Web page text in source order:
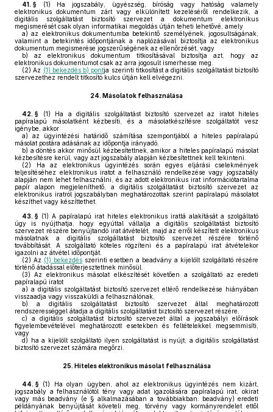
41. § (1) Ha jogszabály, ügyészség, bíróság vagy hatóság valamely
elektronikus dokumentum zárt vagy elkülönített kezeléséről rendelkezik, a
digitális szolgáltatást biztosító szervezet a dokumentum elektronikus
megismerését csak olyan informatikai megoldás útján teheti lehetővé, amely
a) az elektronikus dokumentumba betekintő személyének, jogosultságának,
valamint a betekintés időpontjának a naplózásával biztosítja az elektronikus
dokumentum megismerése jogszerűségének az ellenőrzését, vagy
b) az elektronikus dokumentum titkosításával biztosítja azt, hogy az
elektronikus dokumentumot csak az arra jogosult ismerhesse meg.
(2) Az (1) bekezdés b) pontja szerinti titkosítást a digitális szolgáltatást biztosító
szervezethez rendelt titkosító kulcs útján kell elvégezni.
24. Másolatok felhasználása
42. § (1) Ha a digitális szolgáltatást biztosító szervezet az iratot hiteles
papíralapú másolatként kézbesíti, és a másolatkészítésre szolgáltatót vesz
igénybe, akkor
a) az ügyintézési határidő számítása szempontjából a hiteles papíralapú
másolat postára adásának az időpontja irányadó,
b) a döntés akkor minősül kézbesítettnek, amikor a hiteles papíralapú másolat
kézbesítésre kerül, vagy azt jogszabály alapján kézbesítettnek kell tekinteni.
(2) Ha az elektronikus ügyintézés során egyes eljárási cselekmények
teljesítéséhez elektronikus iratot a felhasználó rendelkezése vagy jogszabály
alapján nem lehet felhasználni, és az adott elektronikus irat információtartalma
papír alapon megjeleníthető, a digitális szolgáltatást biztosító szervezet az
elektronikus iratról jogszabályban meghatározottak szerint papíralapú másolatot
készíthet vagy készíttethet.
43. § (1) A papíralapú irat hiteles elektronikus irattá alakítását a szolgáltató
úgy is nyújthatja, hogy egyúttal vállalja a digitális szolgáltatást biztosító
szervezet részére benyújtandó irat átvételét, majd az erről készített elektronikus
másolatnak a digitális szolgáltatást biztosító szervezet részére történő
továbbítását. A szolgáltató köteles rögzíteni és a papíralapú irat átvételekor
igazolni az átvétel időpontját.
(2) Az (1) bekezdés szerinti esetben a beadvány a kijelölt szolgáltató részére
történő átadással előterjesztettnek minősül.
(3) Az elektronikus másolat elkészítését követően a szolgáltató az eredeti
papíralapú iratot
a) a digitális szolgáltatást biztosító szervezet eltérő rendelkezése hiányában
visszaadja vagy visszaküldi a felhasználónak,
b) a digitális szolgáltatást biztosító szervezet által meghatározott
rendszerességgel átadja a digitális szolgáltatást biztosító szervezet részére,
c) a digitális szolgáltatást biztosító szervezet által a jogszabályi előírások
figyelembevételével meghatározott esetekben és feltételekkel megsemmisíti,
vagy
d) ha a kijelölt szolgáltató ilyen szolgáltatást is nyújt, a digitális szolgáltatást
biztosító szervezet számára megőrzi.
25. Hiteles elektronikus másolat felhasználása
44. § (1)
Ha olyan ügyben, ahol az elektronikus ügyintézés nem kizárt,
jogszabály a felhasználótól tény vagy adat igazolására papíralapú irat, okirat
vagy más beadvány (e § alkalmazásában a továbbiakban: beadvány) eredeti
példányának benyújtását követeli meg, törvény vagy kormányrendelet ettől